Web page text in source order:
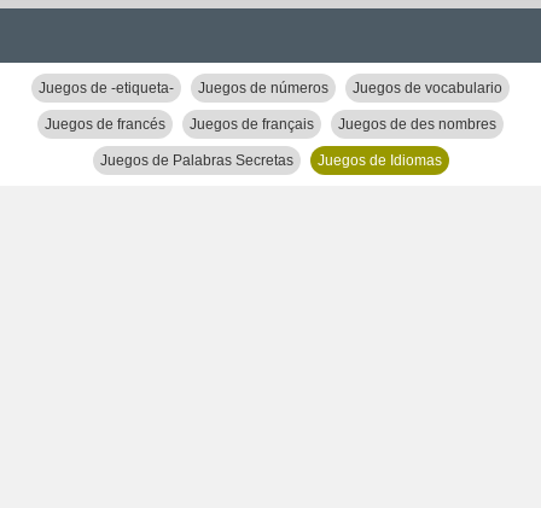
Juegos de -etiqueta- Juegos de números Juegos de vocabulario
Juegos de francés Juegos de français Juegos de des nombres
Juegos de Palabras Secretas Juegos de Idiomas